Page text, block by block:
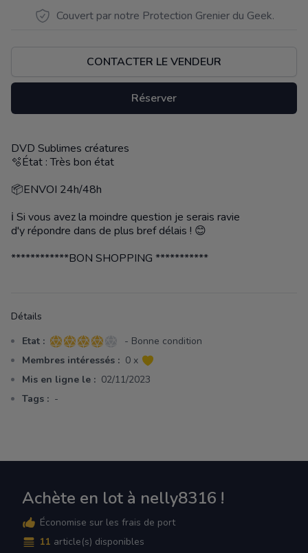
Couvert par notre Protection Grenier du Geek.
CONTACTER LE VENDEUR
Réserver
Description
DVD Sublimes créatures
🫧État : Très bon état
📦ENVOI 24h/48h
ℹ️ Si vous avez la moindre question je serais ravie
d'y répondre dans de plus bref délais ! 😊
************BON SHOPPING ***********
Détails
Etat : 4 sur 5 étoiles
- Bonne condition
Membres intéressés : 0 x
Mis en ligne le : 02/11/2023
Tags : -
Achète en lot à nelly8316 !
Économise sur les frais de port
11 article(s) disponibles